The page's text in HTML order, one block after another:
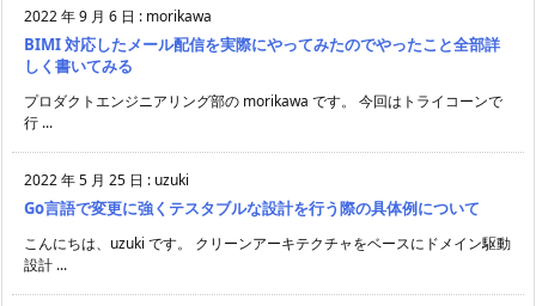
2022 年 9 月 6 日 : morikawa
BIMI 対応したメール配信を実際にやってみたのでやったこと全部詳
しく書いてみる
プロダクトエンジニアリング部の morikawa です。 今回はトライコーンで
行 ...
2022 年 5 月 25 日 : uzuki
Go言語で変更に強くテスタブルな設計を行う際の具体例について
こんにちは、uzuki です。 クリーンアーキテクチャをベースにドメイン駆動
設計 ...